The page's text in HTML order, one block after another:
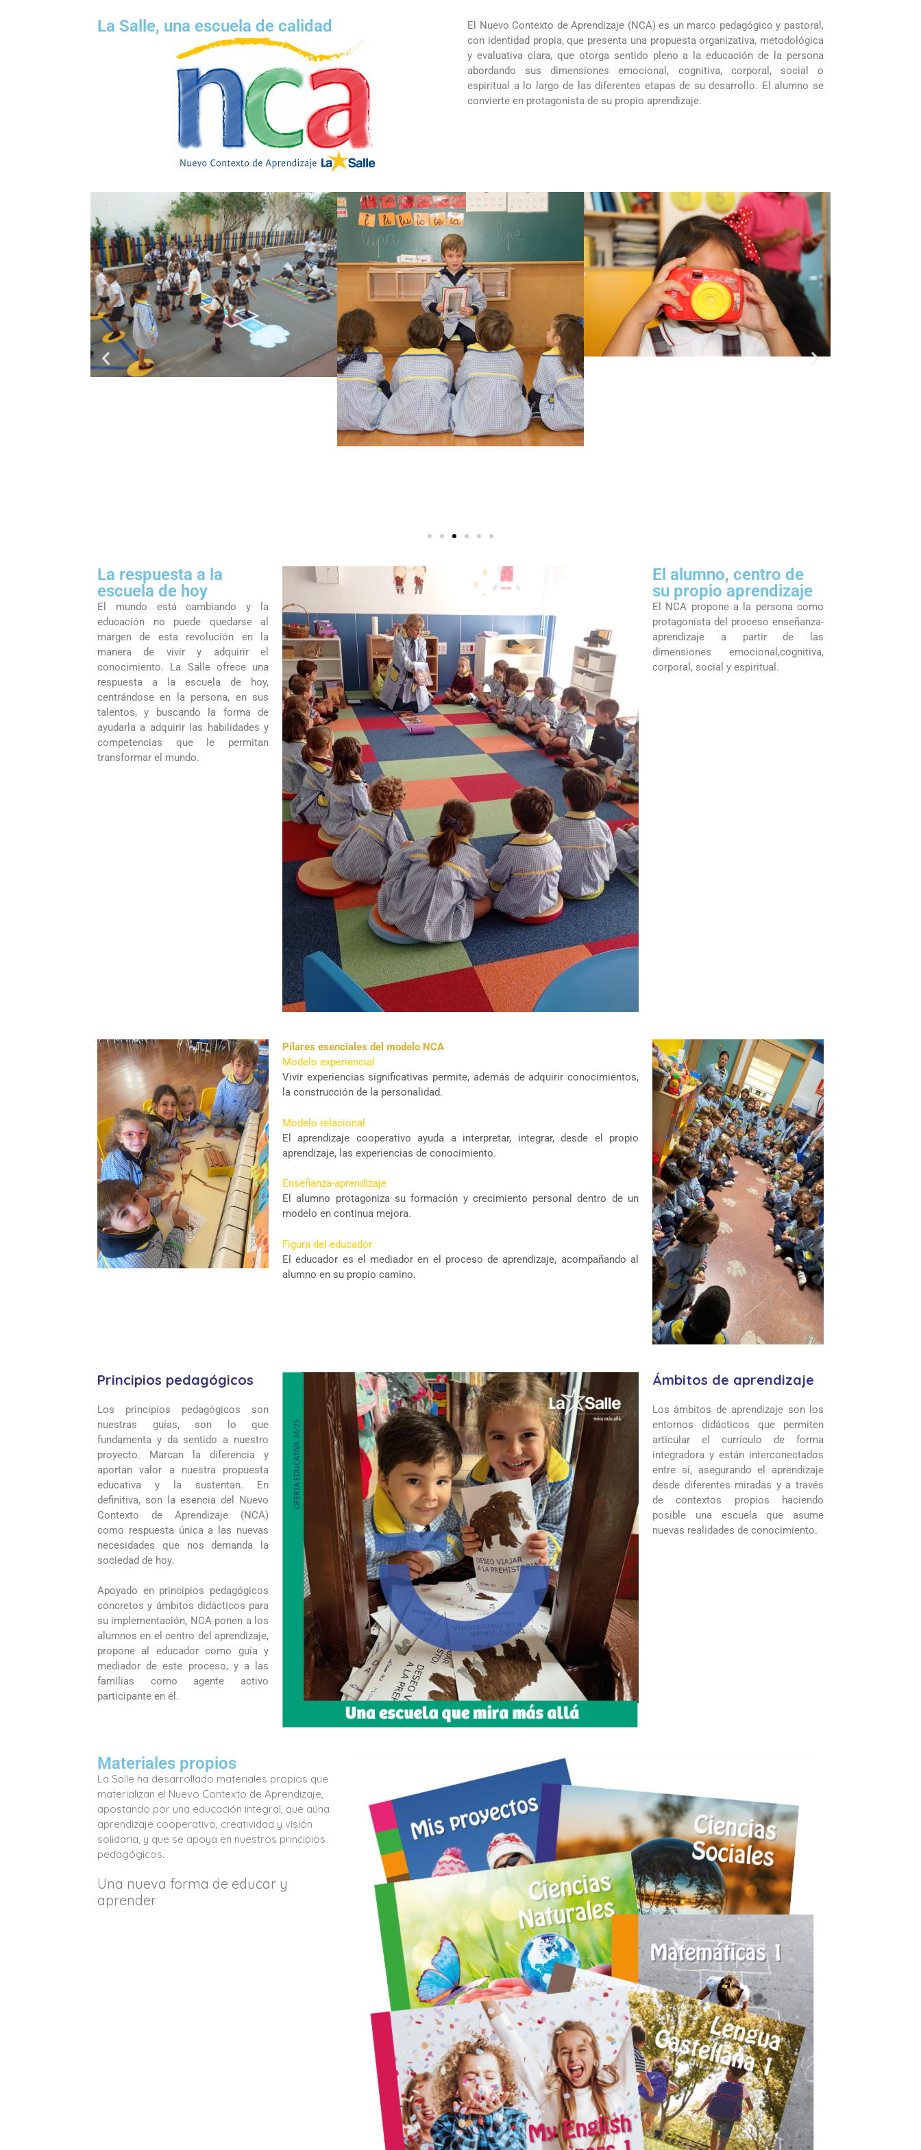
La Salle en el mundo
Vocación lasaliana
La Salle, una escuela de calidad
El Nuevo Contexto de Aprendizaje (NCA) es un marco pedagógico y pastoral,
con identidad propia, que presenta una propuesta organizativa, metodológica
y evaluativa clara, que otorga sentido pleno a la educación de la persona
abordando sus dimensiones emocional, cognitiva, corporal, social o
espiritual a lo largo de las diferentes etapas de su desarrollo. El alumno se
convierte en protagonista de su propio aprendizaje.
La respuesta a la
escuela de hoy
El mundo está cambiando y la
educación no puede quedarse al
margen de esta revolución en la
manera de vivir y adquirir el
conocimiento. La Salle ofrece una
respuesta a la escuela de hoy,
centrándose en la persona, en sus
talentos, y buscando la forma de
ayudarla a adquirir las habilidades y
competencias que le permitan
transformar el mundo.
El alumno, centro de
su propio aprendizaje
El NCA propone a la persona como
protagonista del proceso enseñanza-
aprendizaje a partir de las
dimensiones emocional,cognitiva,
corporal, social y espiritual.
Pilares esenciales del modelo NCA
Modelo experiencial
Vivir experiencias significativas permite, además de adquirir conocimientos,
la construcción de la personalidad.
Modelo relacional
El aprendizaje cooperativo ayuda a interpretar, integrar, desde el propio
aprendizaje, las experiencias de conocimiento.
Enseñanza-aprendizaje
El alumno protagoniza su formación y crecimiento personal dentro de un
modelo en continua mejora.
Figura del educador
El educador es el mediador en el proceso de aprendizaje, acompañando al
alumno en su propio camino.
Principios pedagógicos
Los principios pedagógicos son
nuestras guías, son lo que
fundamenta y da sentido a nuestro
proyecto. Marcan la diferencia y
aportan valor a nuestra propuesta
educativa y la sustentan. En
definitiva, son la esencia del Nuevo
Contexto de Aprendizaje (NCA)
como respuesta única a las nuevas
necesidades que nos demanda la
sociedad de hoy.
Apoyado en principios pedagógicos
concretos y ámbitos didácticos para
su implementación, NCA ponen a los
alumnos en el centro del aprendizaje,
propone al educador como guía y
mediador de este proceso, y a las
familias como agente activo
participante en él.
Ámbitos de aprendizaje
Los ámbitos de aprendizaje son los
entornos didácticos que permiten
articular el currículo de forma
integradora y están interconectados
entre sí, asegurando el aprendizaje
desde diferentes miradas y a través
de contextos propios haciendo
posible una escuela que asume
nuevas realidades de conocimiento.
Materiales propios
La Salle ha desarrollado materiales propios que
materializan el Nuevo Contexto de Aprendizaje,
apostando por una educación integral, que aúna
aprendizaje cooperativo, creatividad y visión
solidaria, y que se apoya en nuestros principios
pedagógicos.
Una nueva forma de educar y
aprender